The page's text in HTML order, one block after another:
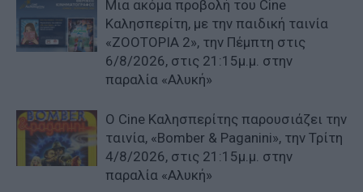
Μια ακόμα προβολή του Cine
Καλησπερίτη, με την παιδική ταινία
«ZOOTOPIA 2», την Πέμπτη στις
6/8/2026, στις 21:15μ.μ. στην
παραλία «Αλυκή»
Ο Cine Καλησπερίτης παρουσιάζει την
ταινία, «Bomber & Paganini», την Τρίτη
4/8/2026, στις 21:15μ.μ. στην
παραλία «Αλυκή»